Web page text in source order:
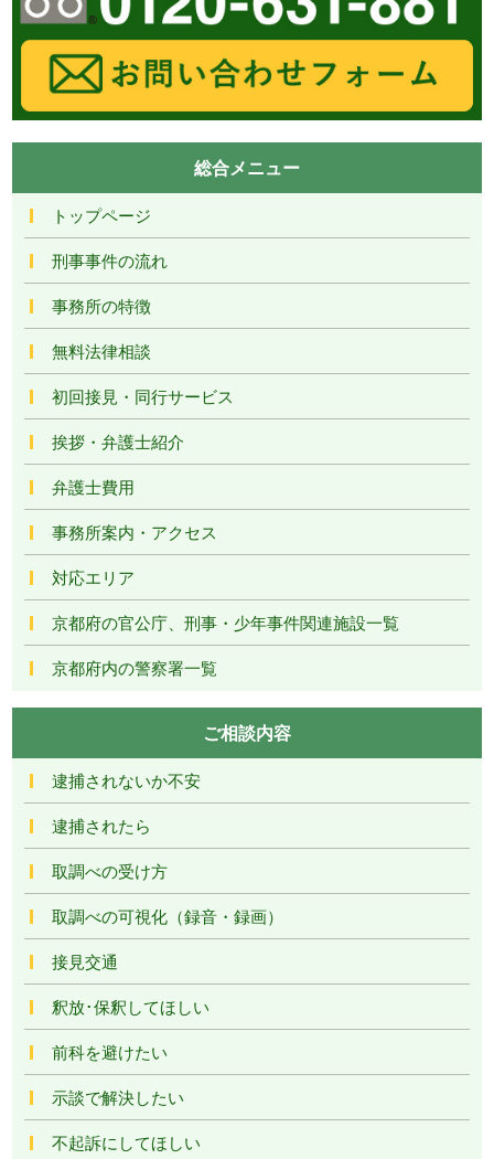
総合メニュー
トップページ
刑事事件の流れ
事務所の特徴
無料法律相談
初回接見・同行サービス
挨拶・弁護士紹介
弁護士費用
事務所案内・アクセス
対応エリア
京都府の官公庁、刑事・少年事件関連施設一覧
京都府内の警察署一覧
ご相談内容
逮捕されないか不安
逮捕されたら
取調べの受け方
取調べの可視化（録音・録画）
接見交通
釈放･保釈してほしい
前科を避けたい
示談で解決したい
不起訴にしてほしい